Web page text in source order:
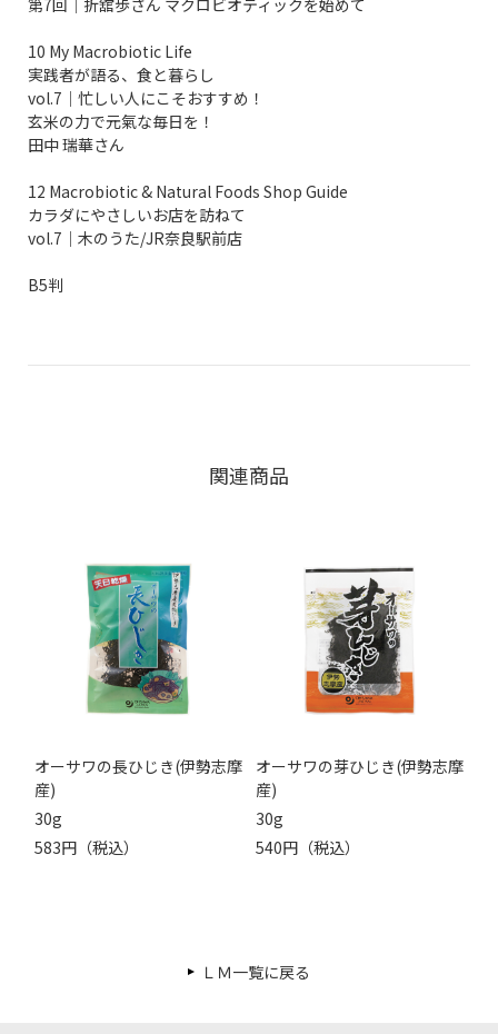
10 My Macrobiotic Life
実践者が語る、食と暮らし
vol.7│忙しい人にこそおすすめ！
玄米の力で元氣な毎日を！
田中 瑞華さん
12 Macrobiotic & Natural Foods Shop Guide
カラダにやさしいお店を訪ねて
vol.7│木のうた/JR奈良駅前店
B5判
関連商品
オーサワの長ひじき(伊勢志摩
産)
30g
583円（税込）
オーサワの芽ひじき(伊勢志摩
産)
30g
540円（税込）
ＬＭ一覧に戻る